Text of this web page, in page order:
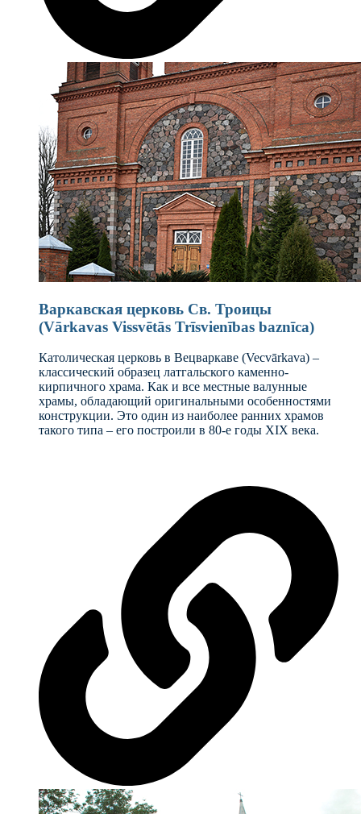
Варкавская церковь Св. Троицы
(Vārkavas Vissvētās Trīsvienības baznīca)
Католическая церковь в Вецваркаве (Vecvārkava) –
классический образец латгальского каменно-
кирпичного храма. Как и все местные валунные
храмы, обладающий оригинальными особенностями
конструкции. Это один из наиболее ранних храмов
такого типа – его построили в 80-е годы XIX века.